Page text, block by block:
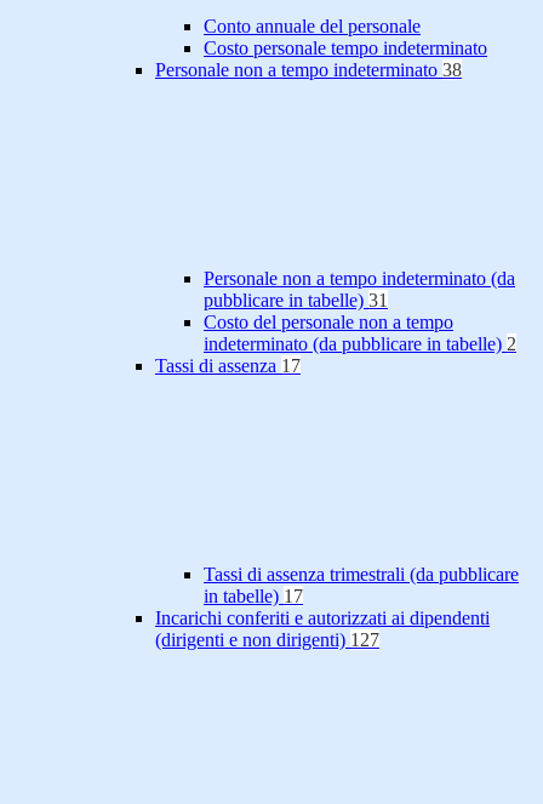
Conto annuale del personale
Costo personale tempo indeterminato
Personale non a tempo indeterminato 38
Personale non a tempo indeterminato (da
pubblicare in tabelle) 31
Costo del personale non a tempo
indeterminato (da pubblicare in tabelle) 2
Tassi di assenza 17
Tassi di assenza trimestrali (da pubblicare
in tabelle) 17
Incarichi conferiti e autorizzati ai dipendenti
(dirigenti e non dirigenti) 127